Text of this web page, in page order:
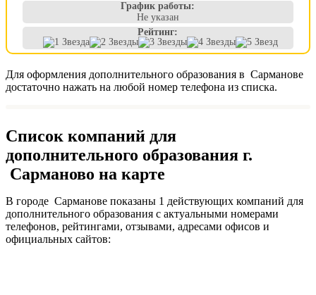
График работы:
Не указан
Рейтинг:
Для оформления дополнительного образования в Сарманове
достаточно нажать на любой номер телефона из списка.
Список компаний для
дополнительного образования г.
Сарманово на карте
В городе Сарманове показаны 1 действующих компаний для
дополнительного образования с актуальными номерами
телефонов, рейтингами, отзывами, адресами офисов и
официальных сайтов: